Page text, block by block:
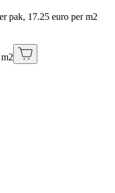
pak, 17.25 euro per m2